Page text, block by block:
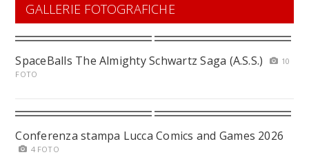
GALLERIE FOTOGRAFICHE
SpaceBalls The Almighty Schwartz Saga (A.S.S.)
10
FOTO
Conferenza stampa Lucca Comics and Games 2026
4 FOTO